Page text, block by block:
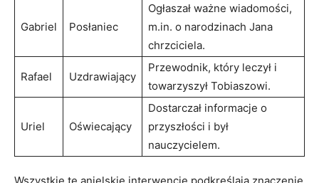
Gabriel Posłaniec
Ogłaszał ważne wiadomości,
m.in. o narodzinach Jana
chrzciciela.
Rafael Uzdrawiający
Przewodnik, który leczył i
towarzyszył Tobiaszowi.
Uriel Oświecający
Dostarczał informacje o
przyszłości i był
nauczycielem.